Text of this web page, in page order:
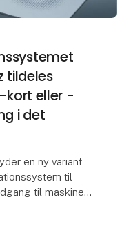
tildeles
kort eller -
i det
en ny variant
til
til maskiner.